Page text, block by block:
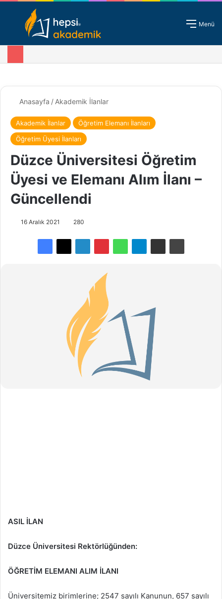
Giriş - Kayıt Menü
Anasayfa / Akademik İlanlar
Akademik İlanlar
Öğretim Elemanı İlanları
Öğretim Üyesi İlanları
Düzce Üniversitesi Öğretim
Üyesi ve Elemanı Alım İlanı –
Güncellendi
16 Aralık 2021 280
ASIL İLAN
Düzce Üniversitesi Rektörlüğünden:
ÖĞRETİM ELEMANI ALIM İLANI
Üniversitemiz birimlerine; 2547 sayılı Kanunun, 657 sayılı